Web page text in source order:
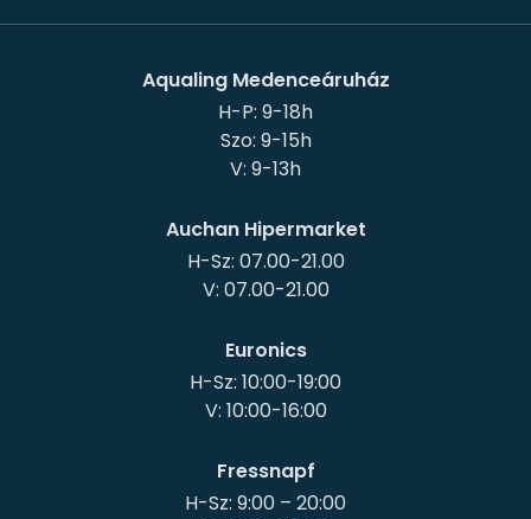
Aqualing Medenceáruház
H-P: 9-18h
Szo: 9-15h
Auchan Hipermarket
H-Sz: 07.00-21.00
V: 07.00-21.00
Euronics
H-Sz: 10:00-19:00
V: 10:00-16:00
Fressnapf
H-Sz: 9:00 – 20:00